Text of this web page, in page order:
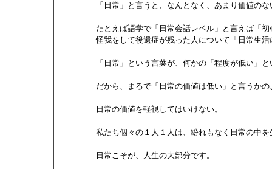
「日常」と言うと、なんとなく、あまり価値のな
たとえば語学で「日常会話レベル」と言えば「初
怪我をして後遺症が残った人について「日常生活
「日常」という言葉が、何かの「程度が低い」と
だから、まるで「日常の価値は低い」と言うか
        日常の価値を軽視してはいけない。
私たち個々の１人１人は、紛れもなく日常の中を
        日常こそが、人生の大部分です。